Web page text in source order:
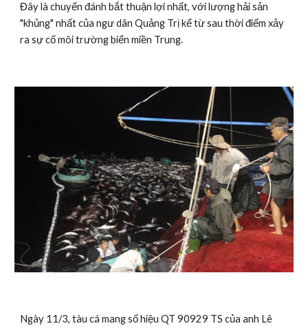
Đây là chuyến đánh bắt thuận lợi nhất, với lượng hải sản
"khủng" nhất của ngư dân Quảng Trị kể từ sau thời điểm xảy
ra sự cố môi trường biển miền Trung.
Ngày 11/3, tàu cá mang số hiệu QT 90929 TS của anh Lê